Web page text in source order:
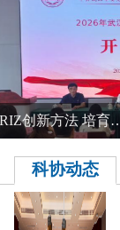
科协动态